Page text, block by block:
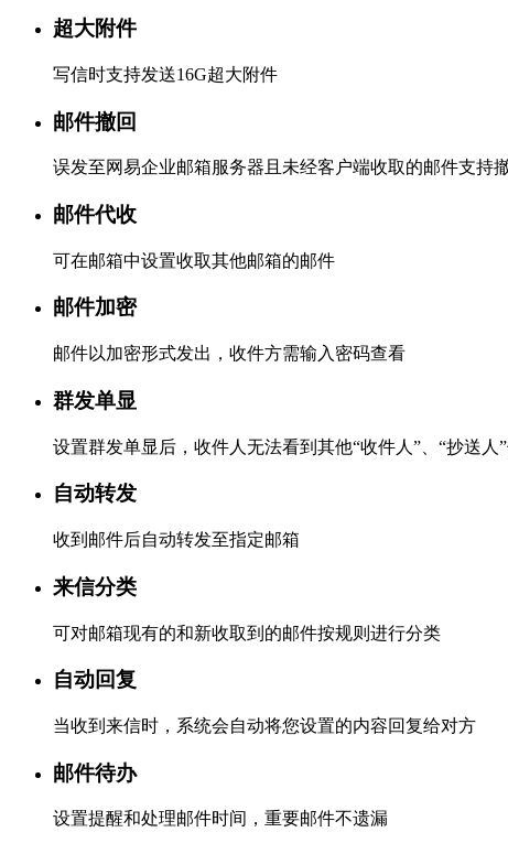
超大附件
写信时支持发送16G超大附件
邮件撤回
误发至网易企业邮箱服务器且未经客户端收取的邮件支持
邮件代收
可在邮箱中设置收取其他邮箱的邮件
邮件加密
邮件以加密形式发出，收件方需输入密码查看
群发单显
设置群发单显后，收件人无法看到其他“收件人”、“抄送人
自动转发
收到邮件后自动转发至指定邮箱
来信分类
可对邮箱现有的和新收取到的邮件按规则进行分类
自动回复
当收到来信时，系统会自动将您设置的内容回复给对方
邮件待办
设置提醒和处理邮件时间，重要邮件不遗漏